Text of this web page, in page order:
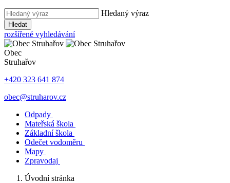
Hledaný výraz
Hledat
rozšířené vyhledávání
Obec
Struhařov
+420 323 641 874
obec@struharov.cz
Odpady
Mateřská škola
Základní škola
Odečet vodoměru
Mapy
Zpravodaj
Úvodní stránka